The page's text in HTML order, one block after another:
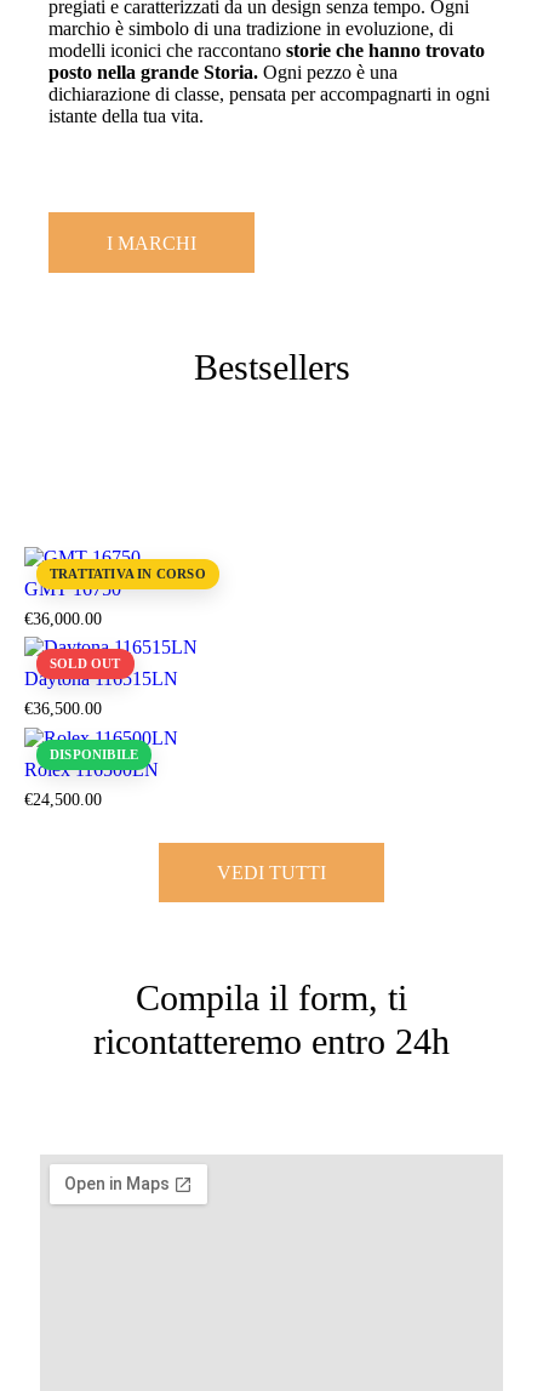
pregiati e caratterizzati da un design senza tempo. Ogni
marchio è simbolo di una tradizione in evoluzione, di
modelli iconici che raccontano storie che hanno trovato
posto nella grande Storia. Ogni pezzo è una
dichiarazione di classe, pensata per accompagnarti in ogni
istante della tua vita.
I MARCHI
Bestsellers
TRATTATIVA IN CORSO
GMT 16750
€36,000 00
SOLD OUT
Daytona 116515LN
€36,500.00
DISPONIBILE
Rolex 116500LN
€24,500.00
VEDI TUTTI
Compila il form, ti
ricontatteremo entro 24h